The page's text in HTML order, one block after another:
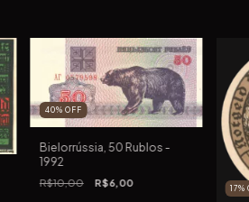
40% OFF
Bielorrússia, 50 Rublos -
1992
R$10,00 R$6,00
17%